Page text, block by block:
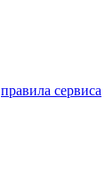
правила сервиса